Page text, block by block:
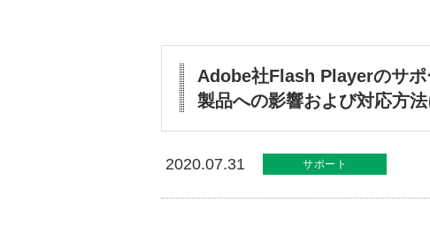
Adobe社Flash Playerのサ
製品への影響および対応方
2020.07.31 サポート